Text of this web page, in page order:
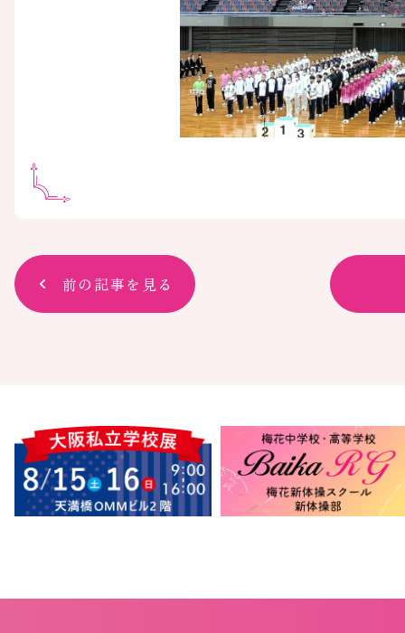
前の記事を見る